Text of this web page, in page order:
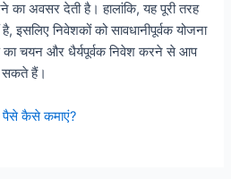
अवसर देती है। हालांकि, यह पूरी तरह
इसलिए निवेशकों को सावधानीपूर्वक योजना
का चयन और धैर्यपूर्वक निवेश करने से आप
सकते हैं।
पैसे कैसे कमाएं?